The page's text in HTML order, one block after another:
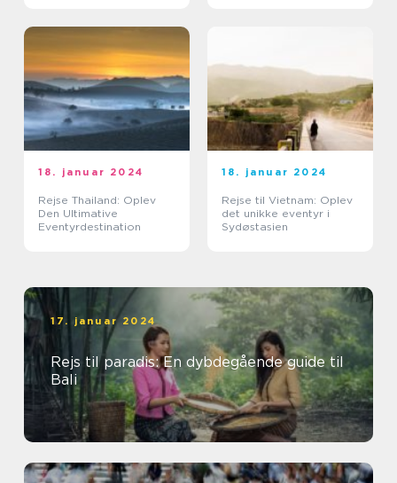
18. januar 2024
Rejse Thailand: Oplev
Den Ultimative
Eventyrdestination
18. januar 2024
Rejse til Vietnam: Oplev
det unikke eventyr i
Sydøstasien
17. januar 2024
Rejs til paradis: En dybdegående guide til
Bali